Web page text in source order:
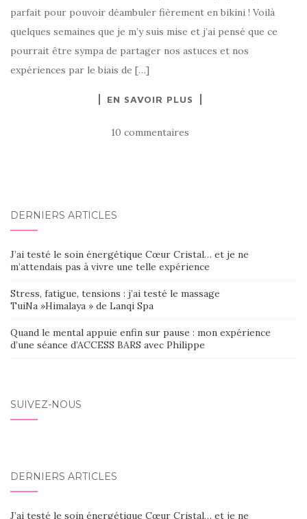
parfait pour pouvoir déambuler fièrement en bikini ! Voilà
quelques semaines que je m’y suis mise et j’ai pensé que ce
pourrait être sympa de partager nos astuces et nos
expériences par le biais de […]
EN SAVOIR PLUS
10 commentaires
DERNIERS ARTICLES
J’ai testé le soin énergétique Cœur Cristal… et je ne
m’attendais pas à vivre une telle expérience
Stress, fatigue, tensions : j’ai testé le massage
TuiNa »Himalaya » de Lanqi Spa
Quand le mental appuie enfin sur pause : mon expérience
d’une séance d’ACCESS BARS avec Philippe
SUIVEZ-NOUS
DERNIERS ARTICLES
J’ai testé le soin énergétique Cœur Cristal… et je ne